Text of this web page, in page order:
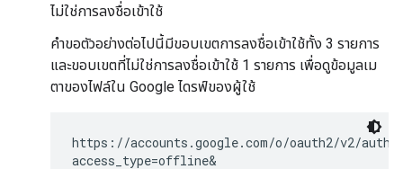
ไม่ใช่การลงชื่อเข้าใช้
คำขอตัวอย่างต่อไปนี้มีขอบเขตการลงชื่อเข้าใช้ทั้ง 3 รายการ
และขอบเขตที่ไม่ใช่การลงชื่อเข้าใช้ 1 รายการ เพื่อดูข้อมูลเม
ตาของไฟล์ใน Google ไดรฟ์ของผู้ใช้
https://accounts.google.com/o/oauth2/v2/auth?